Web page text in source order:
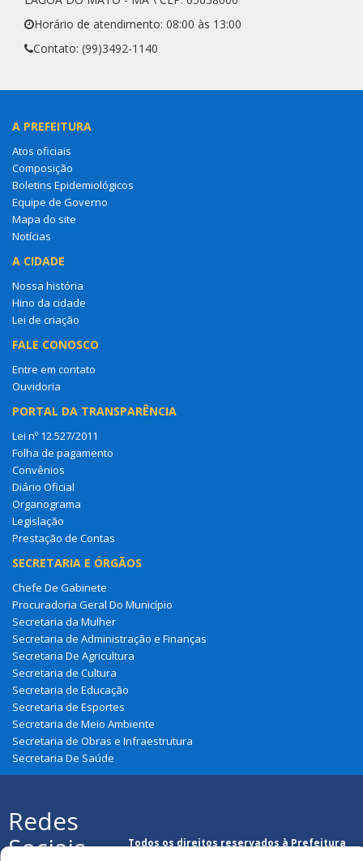
A PREFEITURA
Composição
Boletins Epidemiológicos
Equipe de Governo
Mapa do site
Notícias
A CIDADE
Hino da cidade
Lei de criação
FALE CONOSCO
Ouvidoria
PORTAL DA TRANSPARÊNCIA
Folha de pagamento
Convênios
Diário Oficial
Organograma
Legislação
Prestação de Contas
SECRETARIA E ÓRGÃOS
Chefe De Gabinete
Procuradoria Geral Do Município
Secretaria da Mulher
Secretaria de Administração e Finanças
Secretaria De Agricultura
Secretaria de Cultura
Secretaria de Educação
Secretaria de Esportes
Secretaria de Meio Ambiente
Secretaria de Obras e Infraestrutura
Secretaria De Saúde
Sociais